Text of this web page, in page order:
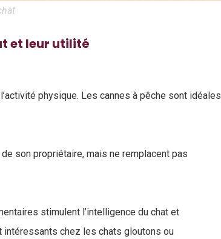
et leur utilité
physique. Les cannes à pêche sont idéales
son propriétaire, mais ne remplacent pas
stimulent l’intelligence du chat et
chez les chats gloutons ou